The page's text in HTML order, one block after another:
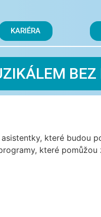
KARIÉRA
BEZ
které budou
které